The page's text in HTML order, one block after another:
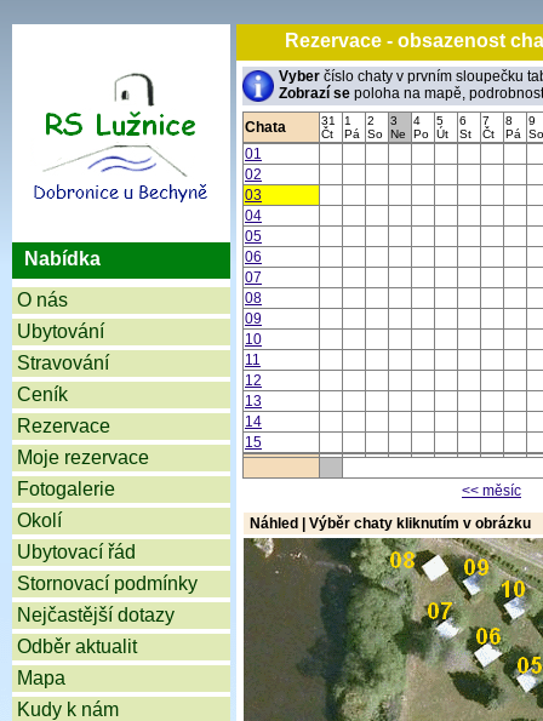
Nabídka
O nás
Ubytování
Stravování
Ceník
Rezervace
Moje rezervace
Fotogalerie
Okolí
Ubytovací řád
Stornovací podmínky
Nejčastější dotazy
Odběr aktualit
Mapa
Kudy k nám
Rezervace -
Vyber číslo chaty v prvním sloupečku
Zobrazí se poloha na mapě,
Chata
31
Čt
1
Pá
2
So
3
Ne
4
Po
5
Út
6
St
7
Čt
8
Pá
9
So
01
02
03
04
05
06
07
08
09
10
11
12
13
14
15
<< měsíc
Náhled | Výběr chaty kliknutím v obrázku